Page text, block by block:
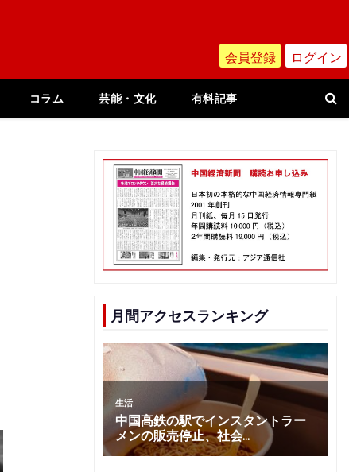
会員登録 ログイン
コラム 芸能・文化 有料記事
月間アクセスランキング